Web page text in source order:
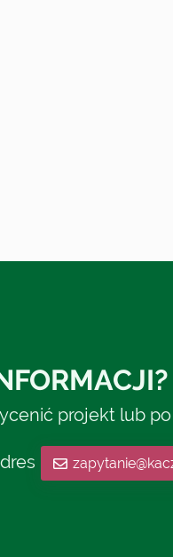
projekt lub